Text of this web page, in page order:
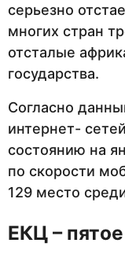
серьезно
многих стран
отсталые
государства.
Согласно
интернет-
состоянию на
по скорости
129 место
ЕКЦ –